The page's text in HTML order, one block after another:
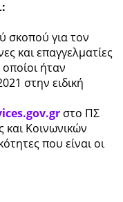
σκοπού για τον
και επαγγελματίες
ήταν
στην ειδική
στο ΠΣ
Κοινωνικών
που είναι οι